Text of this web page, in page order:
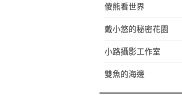
傻熊看世界
戴小悠的秘密花園
小路攝影工作室
雙魚的海邊